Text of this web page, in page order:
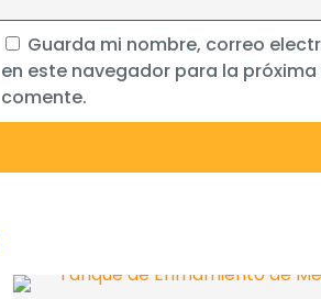
Guarda mi nombre, correo
en este navegador para la próxima
comente.